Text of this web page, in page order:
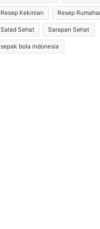
Resep Kekinian Resep
Salad Sehat Sarapan Sehat
sepak bola indonesia